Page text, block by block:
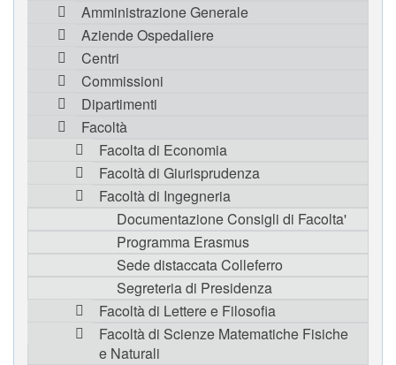
Amministrazione Generale
Aziende Ospedaliere
Centri
Commissioni
Dipartimenti
Facoltà
Facolta di Economia
Facoltà di Giurisprudenza
Facoltà di Ingegneria
Documentazione Consigli di Facolta'
Programma Erasmus
Sede distaccata Colleferro
Segreteria di Presidenza
Facoltà di Lettere e Filosofia
Facoltà di Scienze Matematiche Fisiche
e Naturali